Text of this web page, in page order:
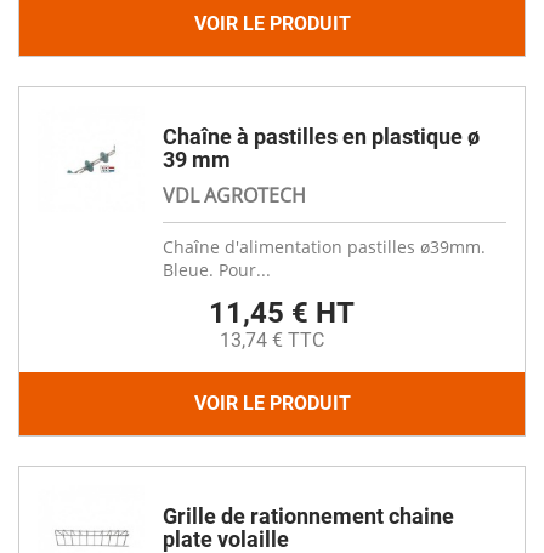
VOIR LE PRODUIT
Chaîne à pastilles en plastique ø
39 mm
VDL AGROTECH
Chaîne d'alimentation pastilles ø39mm.
Bleue. Pour...
11,45 € HT
13,74 € TTC
VOIR LE PRODUIT
Grille de rationnement chaine
plate volaille